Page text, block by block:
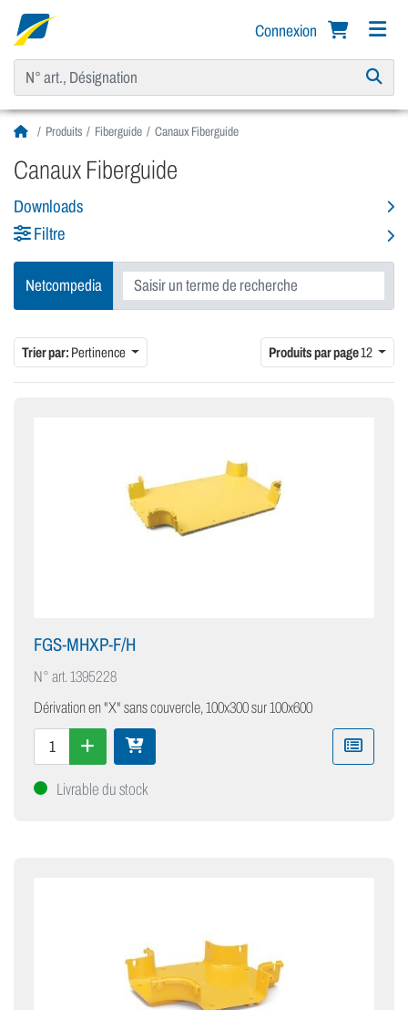
Connexion
Produits Fiberguide Canaux Fiberguide
Canaux Fiberguide
Downloads
Filtre
Netcompedia
Trier par: Pertinence Produits par page12
FGS-MHXP-F/H
N° art.1395228
Dérivation en "X" sans couvercle, 100x300 sur 100x600
Livrable du stock